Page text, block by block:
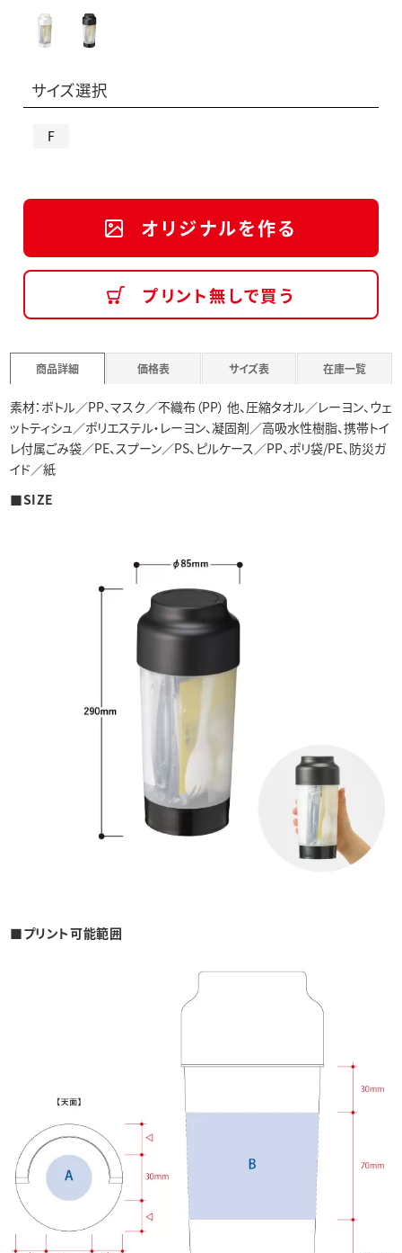
サイズ選択
F
オリジナルを作る
プリント無しで買う
商品詳細 価格表 サイズ表 在庫一覧
素材：ボトル／PP、マスク／不織布（PP） 他、圧縮タオル／レーヨン、ウェ
ットティシュ／ポリエステル・レーヨン、凝固剤／高吸水性樹脂、携帯トイ
レ付属ごみ袋／PE、スプーン／PS、ピルケース／PP、ポリ袋/PE、防災ガ
イド／紙
■SIZE
■プリント可能範囲